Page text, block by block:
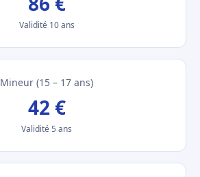
Validité 10 ans
Mineur (15 – 17 ans)
42 €
Validité 5 ans